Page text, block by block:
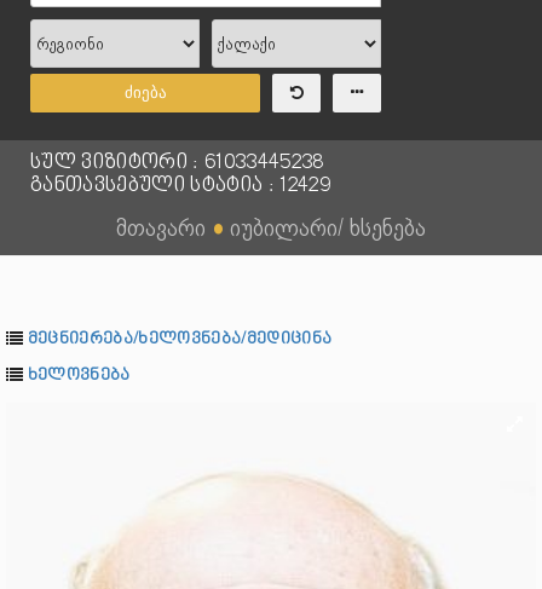
ძიება
სულ ვიზიტორი : 61033445238
განთავსებული სტატია : 12429
მთავარი ● იუბილარი/ ხსენება
მეცნიერება/ხელოვნება/მედიცინა
ხელოვნება